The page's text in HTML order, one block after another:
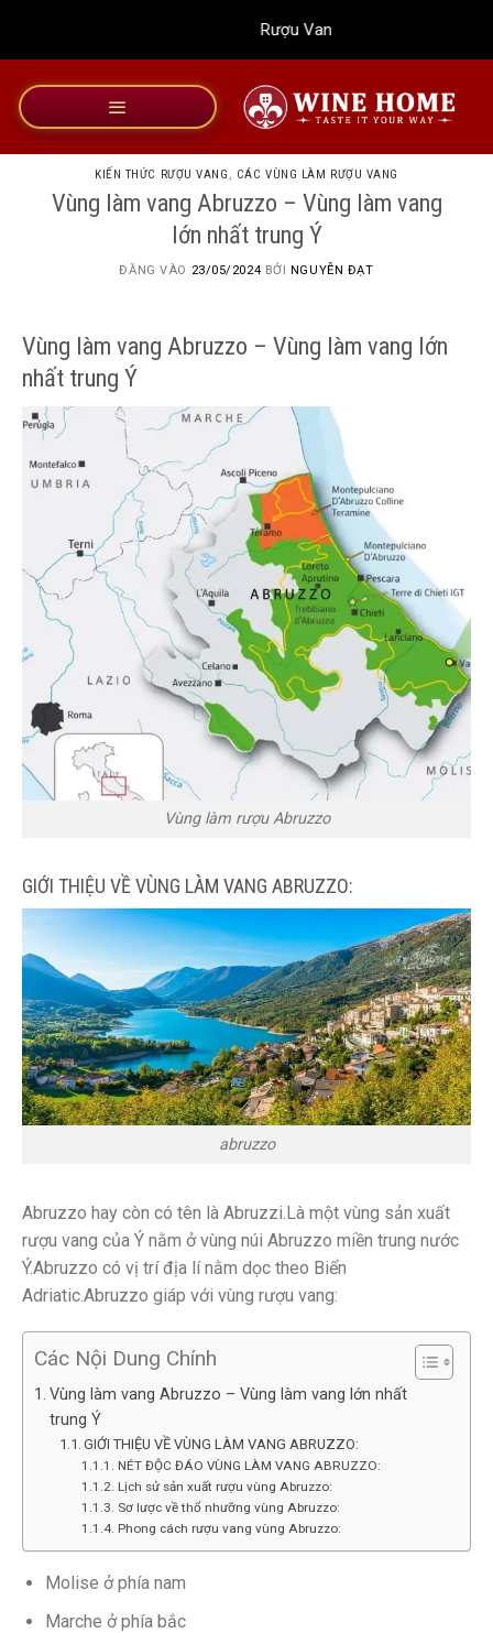
dung
Rượu Vang Wine Home
KIẾN THỨC RƯỢU VANG , CÁC VÙNG LÀM RƯỢU VANG
Vùng làm vang Abruzzo – Vùng làm vang
lớn nhất trung Ý
ĐĂNG VÀO 23/05/2024 BỞI NGUYỄN ĐẠT
Vùng làm vang Abruzzo – Vùng làm vang lớn
nhất trung Ý
Vùng làm rượu Abruzzo
GIỚI THIỆU VỀ VÙNG LÀM VANG ABRUZZO:
abruzzo
Abruzzo hay còn có tên là Abruzzi.Là một vùng sản xuất
rượu vang của Ý nằm ở vùng núi Abruzzo miền trung nước
Ý.Abruzzo có vị trí địa lí nằm dọc theo Biển
Adriatic.Abruzzo giáp với vùng rượu vang:
Các Nội Dung Chính
Vùng làm vang Abruzzo – Vùng làm vang lớn nhất
trung Ý
GIỚI THIỆU VỀ VÙNG LÀM VANG ABRUZZO:
NÉT ĐỘC ĐÁO VÙNG LÀM VANG ABRUZZO:
Lịch sử sản xuất rượu vùng Abruzzo:
Sơ lược về thổ nhưỡng vùng Abruzzo:
Phong cách rượu vang vùng Abruzzo:
Molise ở phía nam
Marche ở phía bắc